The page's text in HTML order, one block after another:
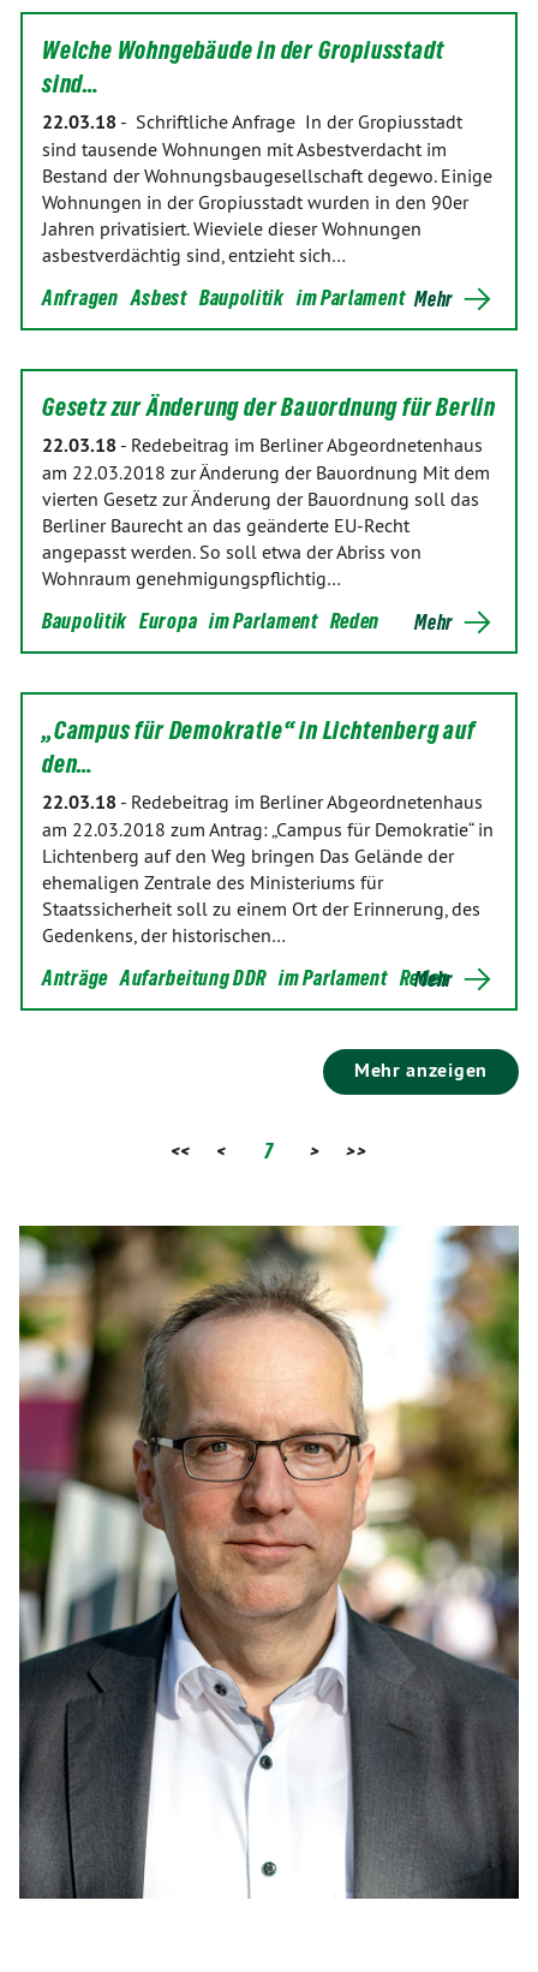
Welche Wohngebäude in der Gropiusstadt
sind…
22.03.18 - Schriftliche Anfrage In der Gropiusstadt
sind tausende Wohnungen mit Asbestverdacht im
Bestand der Wohnungsbaugesellschaft degewo. Einige
Wohnungen in der Gropiusstadt wurden in den 90er
Jahren privatisiert. Wieviele dieser Wohnungen
asbestverdächtig sind, entzieht sich…
Anfragen Asbest Baupolitik im Parlament Mehr
Gesetz zur Änderung der Bauordnung für Berlin
22.03.18 - Redebeitrag im Berliner Abgeordnetenhaus
am 22.03.2018 zur Änderung der Bauordnung Mit dem
vierten Gesetz zur Änderung der Bauordnung soll das
Berliner Baurecht an das geänderte EU-Recht
angepasst werden. So soll etwa der Abriss von
Wohnraum genehmigungspflichtig…
Baupolitik Europa im Parlament Reden Mehr
„Campus für Demokratie“ in Lichtenberg auf
den…
22.03.18 - Redebeitrag im Berliner Abgeordnetenhaus
am 22.03.2018 zum Antrag: „Campus für Demokratie“ in
Lichtenberg auf den Weg bringen Das Gelände der
ehemaligen Zentrale des Ministeriums für
Staatssicherheit soll zu einem Ort der Erinnerung, des
Gedenkens, der historischen…
Anträge Aufarbeitung DDR im Parlament Reden
Mehr
Mehr anzeigen
<< < 7 > >>